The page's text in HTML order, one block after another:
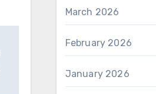
March 2026
February 2026
January 2026